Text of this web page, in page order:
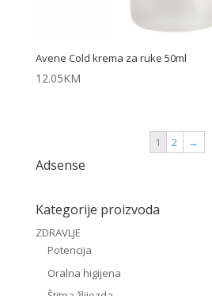
Avene Cold krema za ruke 50ml
12.05KM
1 2 →
Adsense
Kategorije proizvoda
ZDRAVLJE
Potencija
Oralna higijena